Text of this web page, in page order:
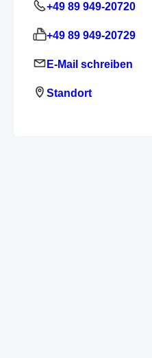
+49 89 949-20720
+49 89 949-20729
E-Mail schreiben
Standort